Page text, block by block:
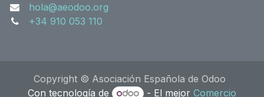
hola@aeodoo.org
+34 910 053 110
Copyright © Asociación Española de Odoo
Con tecnología de
- El mejorComercio